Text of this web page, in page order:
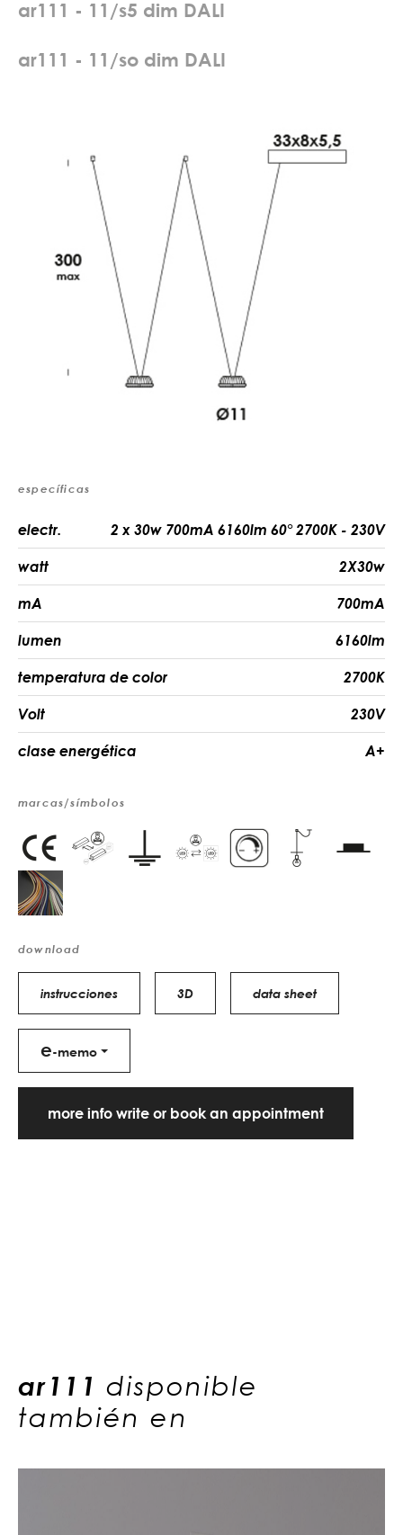
ar1 1 1 - 1 1 /s5 dim DALI
ar1 1 1 - 1 1 /so dim DALI
específicas
electr. 2 x 30w 700mA 6160lm 60° 2700K - 230V
watt 2X30w
mA 700mA
lumen 6160lm
temperatura de color 2700K
Volt 230V
clase energética A+
marcas/símbolos
download
instrucciones 3D data sheet
e-memo
more info write or book an appointment
ar111disponible
también en